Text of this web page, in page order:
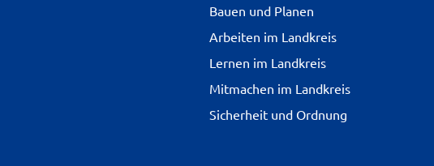
Bauen und Planen
Arbeiten im Landkreis
Lernen im Landkreis
Mitmachen im Landkreis
Sicherheit und Ordnung